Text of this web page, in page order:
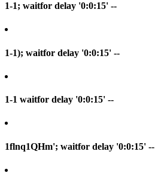
1-1; waitfor delay '0:0:15' --
1-1); waitfor delay '0:0:15' --
1-1 waitfor delay '0:0:15' --
1flnq1QHm'; waitfor delay '0:0:15' --